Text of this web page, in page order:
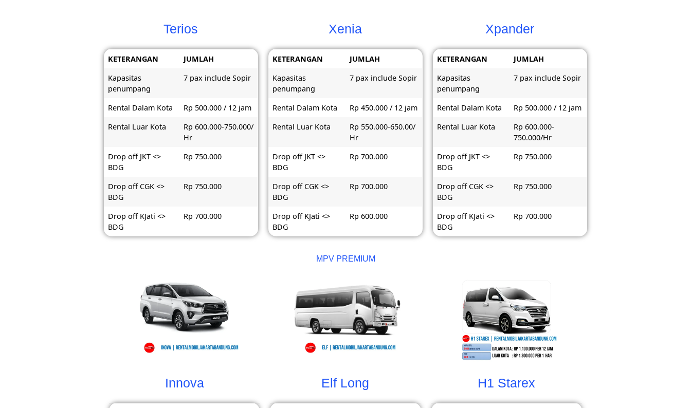
Terios
KETERANGAN
JUMLAH
Kapasitas
penumpang
7 pax include Sopir
Rental Dalam Kota
Rp 500.000 / 12 jam
Rental Luar Kota
Rp 600.000-750.000/
Hr
Drop off JKT <>
BDG
Rp 750.000
Drop off CGK <>
BDG
Rp 750.000
Drop off KJati <>
BDG
Rp 700.000
Xenia
KETERANGAN
JUMLAH
Kapasitas
penumpang
7 pax include Sopir
Rental Dalam Kota
Rp 450.000 / 12 jam
Rental Luar Kota
Rp 550.000-650.00/
Hr
Drop off JKT <>
BDG
Rp 700.000
Drop off CGK <>
BDG
Rp 700.000
Drop off KJati <>
BDG
Rp 600.000
Xpander
KETERANGAN
JUMLAH
Kapasitas
penumpang
7 pax include Sopir
Rental Dalam Kota
Rp 500.000 / 12 jam
Rental Luar Kota
Rp 600.000-
750.000/Hr
Drop off JKT <>
BDG
Rp 750.000
Drop off CGK <>
BDG
Rp 750.000
Drop off KJati <>
BDG
Rp 700.000
MPV PREMIUM
Innova Elf Long H1 Starex